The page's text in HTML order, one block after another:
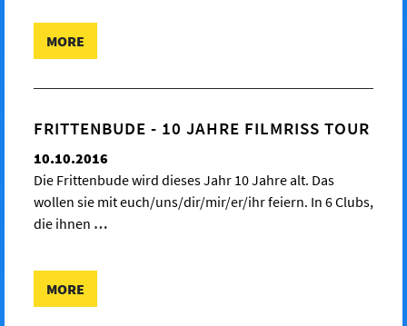
MORE
FRITTENBUDE - 10 JAHRE FILMRISS TOUR
10.10.2016
Die Frittenbude wird dieses Jahr 10 Jahre alt. Das
wollen sie mit euch/uns/dir/mir/er/ihr feiern. In 6 Clubs,
die ihnen …
MORE